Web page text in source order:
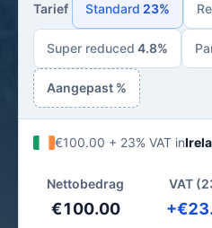
Tarief Standard 23%
Super reduced 4.8%
Aangepast %
€100.00 + 23% VAT in
Nettobedrag
€100.00
VAT